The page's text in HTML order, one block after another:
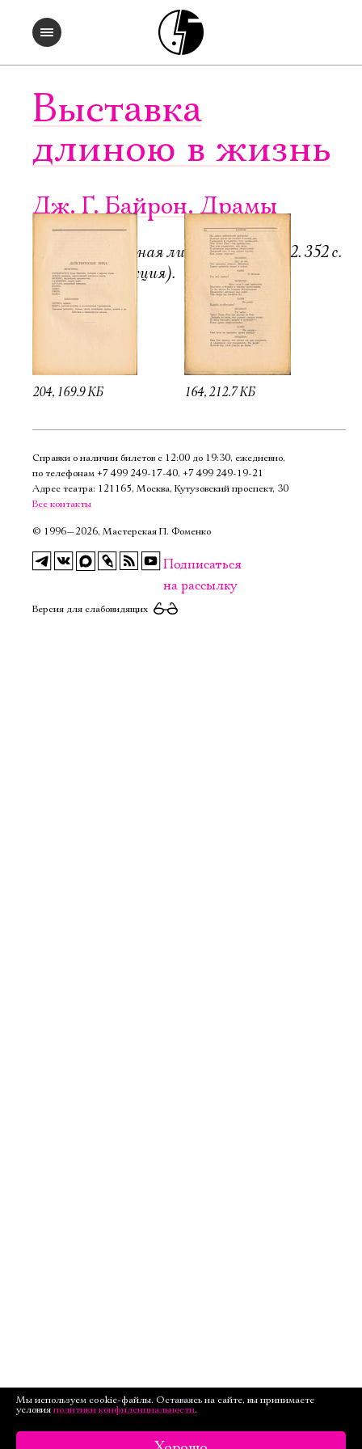
Выставка
длиною в жизнь
Дж. Г. Байрон. Драмы
Пб.-М.: Всемирная литература, 1922. 352 с.
6000 экз. (редакция).
204, 169.9 КБ 164, 212.7 КБ
Справки о наличии билетов с 12:00 до 19:30, ежедневно,
по телефонам +7 499 249‑17‑40, +7 499 249‑19‑21
Адрес театра: 121165, Москва, Кутузовский проспект, 30
Все контакты
© 1996—2026, Мастерская П. Фоменко
Подписаться
на рассылку
Версия для слабовидящих
Мы используем cookie-файлы. Оставаясь на сайте, вы принимаете
условия политики конфиденциальности.